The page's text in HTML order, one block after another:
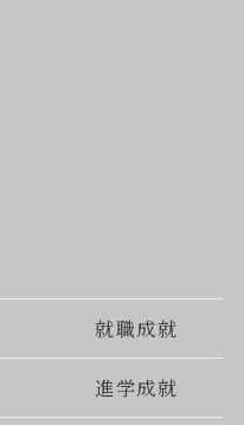
就職成就
進学成就